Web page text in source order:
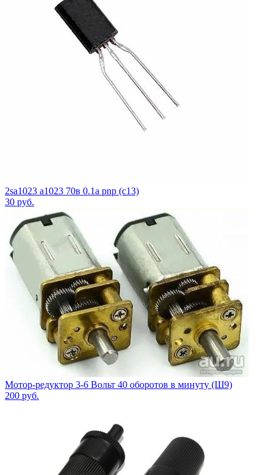
2sa1023 a1023 70в 0.1а pnp (c13)
30 руб.
Мотор-редуктор 3-6 Вольт 40 оборотов в минуту (Ш9)
200 руб.